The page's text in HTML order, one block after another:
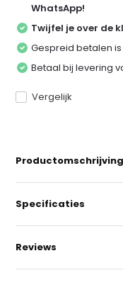
WhatsApp!
Twijfel je over de
Gespreid betalen
Betaal bij levering
Vergelijk
Productomschrijving
Specificaties
Reviews